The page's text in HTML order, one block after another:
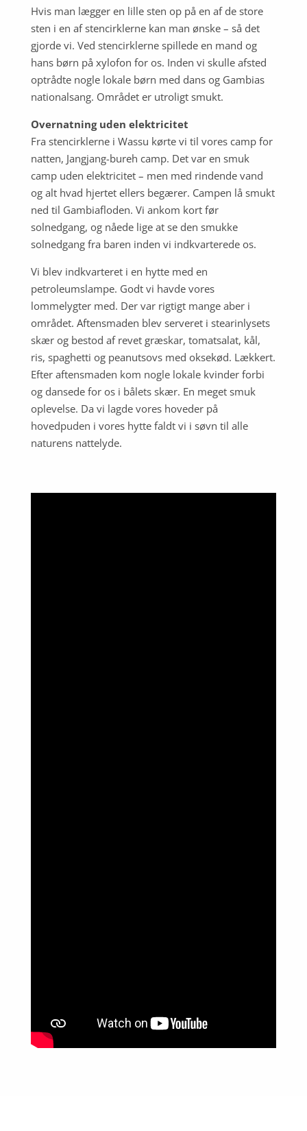
Hvis man lægger en lille sten op på en af de store
sten i en af stencirklerne kan man ønske – så det
gjorde vi. Ved stencirklerne spillede en mand og
hans børn på xylofon for os. Inden vi skulle afsted
optrådte nogle lokale børn med dans og Gambias
nationalsang. Området er utroligt smukt.
Overnatning uden elektricitet
Fra stencirklerne i Wassu kørte vi til vores camp for
natten, Jangjang-bureh camp. Det var en smuk
camp uden elektricitet – men med rindende vand
og alt hvad hjertet ellers begærer. Campen lå smukt
ned til Gambiafloden. Vi ankom kort før
solnedgang, og nåede lige at se den smukke
solnedgang fra baren inden vi indkvarterede os.
Vi blev indkvarteret i en hytte med en
petroleumslampe. Godt vi havde vores
lommelygter med. Der var rigtigt mange aber i
området. Aftensmaden blev serveret i stearinlysets
skær og bestod af revet græskar, tomatsalat, kål,
ris, spaghetti og peanutsovs med oksekød. Lækkert.
Efter aftensmaden kom nogle lokale kvinder forbi
og dansede for os i bålets skær. En meget smuk
oplevelse. Da vi lagde vores hoveder på
hovedpuden i vores hytte faldt vi i søvn til alle
naturens nattelyde.